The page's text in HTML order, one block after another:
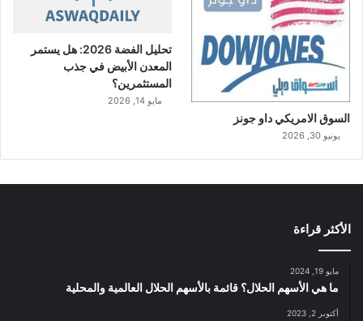
السوق الامريكي داو جونز
يونيو 30, 2026
تحليل الفضة 2026: هل يستمر
المعدن الأبيض في جذب
المستثمرين؟
مايو 14, 2026
الأكثر قراءة
مايو 19, 2024
ما هي الأسهم الحلال؟ قائمة بالأسهم الحلال العالمية والمحلية
أكتوبر 2, 2023